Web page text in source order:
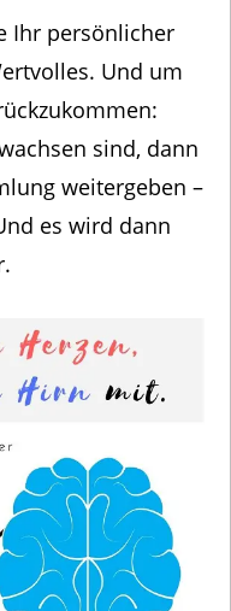
Ihr persönlicher
Und um
sind, dann
weitergeben –
es wird dann